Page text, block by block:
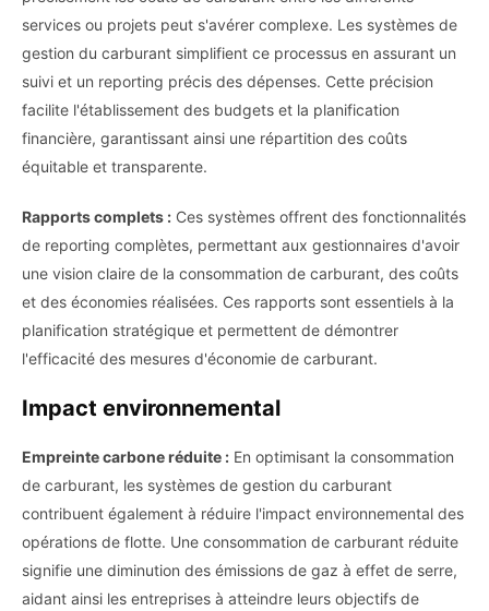
services ou projets peut s'avérer complexe. Les systèmes de
gestion du carburant simplifient ce processus en assurant un
suivi et un reporting précis des dépenses. Cette précision
facilite l'établissement des budgets et la planification
financière, garantissant ainsi une répartition des coûts
équitable et transparente.
Rapports complets : Ces systèmes offrent des fonctionnalités
de reporting complètes, permettant aux gestionnaires d'avoir
une vision claire de la consommation de carburant, des coûts
et des économies réalisées. Ces rapports sont essentiels à la
planification stratégique et permettent de démontrer
l'efficacité des mesures d'économie de carburant.
Impact environnemental
Empreinte carbone réduite : En optimisant la consommation
de carburant, les systèmes de gestion du carburant
contribuent également à réduire l'impact environnemental des
opérations de flotte. Une consommation de carburant réduite
signifie une diminution des émissions de gaz à effet de serre,
aidant ainsi les entreprises à atteindre leurs objectifs de